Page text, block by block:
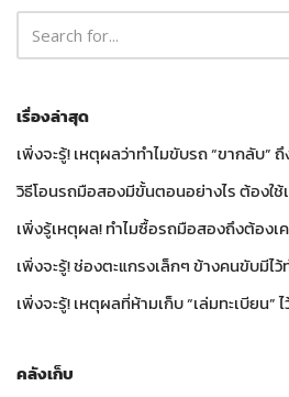
เรื่องล่าสุด
เพิ่งจะรู้! เหตุผลว่าทำไมขับรถ “ขากลับ” ถึ
วิธีโอนรถมือสองมีขั้นตอนอย่างไร ต้องใช้
เพิ่งรู้เหตุผล! ทำไมซื้อรถมือสองถึงต้องเ
เพิ่งจะรู้! ช่องตะแกรงเล็กๆ ข้างคนขับมีไว้
เพิ่งจะรู้! เหตุผลที่ห้ามเก็บ “เล่มทะเบียน”
คลังเก็บ